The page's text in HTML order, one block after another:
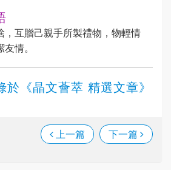
，互贈己親手所製禮物，物輕情
情。
於 《晶文薈萃 精選文章》
上一篇 下一篇